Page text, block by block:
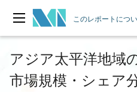
このレポートにつ
アジア太平洋地域
市場規模・シェア